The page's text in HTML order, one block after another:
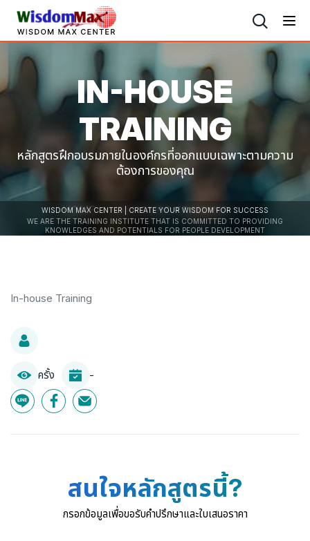
IN-HOUSE
TRAINING
หลักสูตรฝึกอบรมภายในองค์กรที่ออกแบบเฉพาะตามความ
ต้องการของคุณ
HOME IN-HOUSE TRAINING
WISDOM MAX CENTER | CREATE YOUR WISDOM FOR SUCCESS
WE ARE THE TRAINING INSTITUTE THAT IS COMMITTED TO PROVIDING
KNOWLEDGES AND POTENTIALS FOR PEOPLE DEVELOPMENT
In-house Training
-
ครั้ง
สนใจหลักสูตรนี้?
กรอกข้อมูลเพื่อขอรับคำปรึกษาและใบเสนอราคา